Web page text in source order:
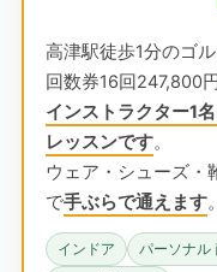
高津駅徒歩1分のゴル
回数券16回247,800
インストラクター1
レッスンです。
ウェア・シューズ・
で手ぶらで通えます。
インドア パーソナル